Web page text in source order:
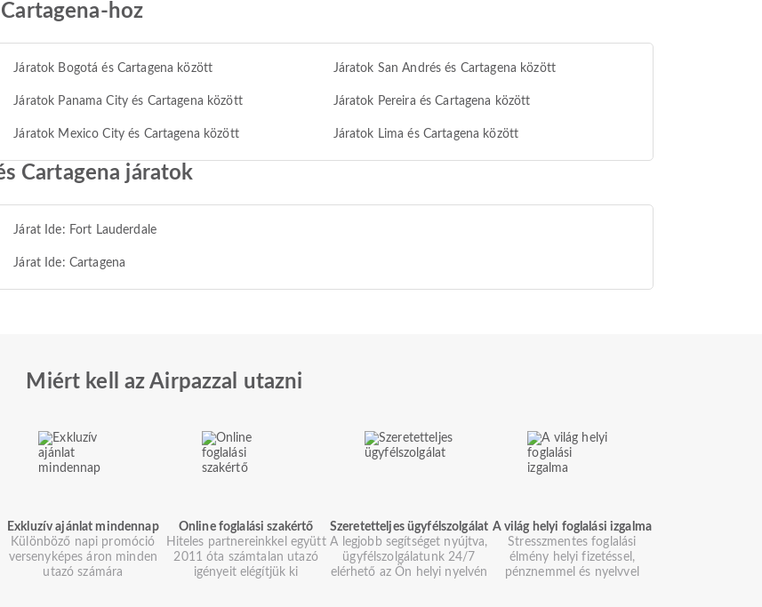
hoz
Járatok Bogotá és Cartagena között Járatok San Andrés és Cartagena között
Járatok Panama City és Cartagena között Járatok Pereira és Cartagena között
Járatok Mexico City és Cartagena között Járatok Lima és Cartagena között
Cartagena járatok
Járat Ide: Fort Lauderdale
Járat Ide: Cartagena
Miért kell az Airpazzal utazni
Exkluzív ajánlat mindennap
Különböző napi promóció
versenyképes áron minden
utazó számára
Online foglalási szakértő
Hiteles partnereinkkel együtt
2011 óta számtalan utazó
igényeit elégítjük ki
Szeretetteljes ügyfélszolgálat
A legjobb segítséget nyújtva,
ügyfélszolgálatunk 24/7
elérhető az Ön helyi nyelvén
A világ helyi foglalási izgalma
Stresszmentes foglalási
élmény helyi fizetéssel,
pénznemmel és nyelvvel